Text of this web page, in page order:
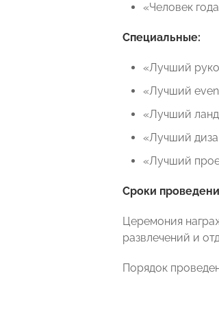
«Человек
Специальные:
«Лучший
«Лучший
«Лучший
«Лучший
«Лучший
Сроки
Церемония
развлечений и
Порядок